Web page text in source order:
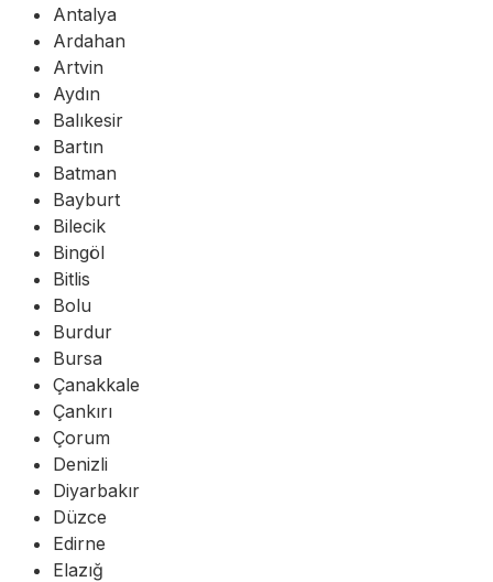
Antalya
Ardahan
Artvin
Aydın
Balıkesir
Bartın
Batman
Bayburt
Bilecik
Bingöl
Bitlis
Bolu
Burdur
Bursa
Çanakkale
Çankırı
Çorum
Denizli
Diyarbakır
Düzce
Edirne
Elazığ